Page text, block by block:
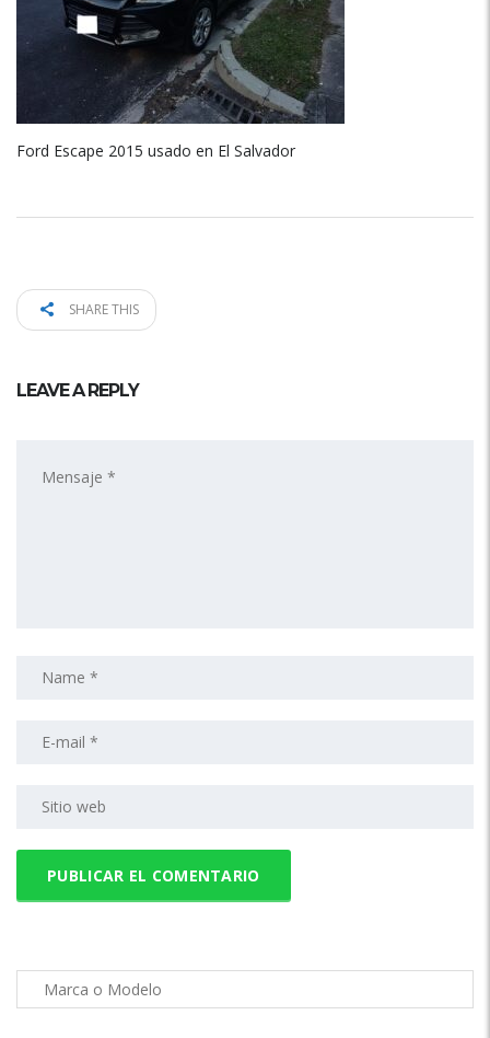
Ford Escape 2015 usado en El Salvador
SHARE THIS
LEAVE A REPLY